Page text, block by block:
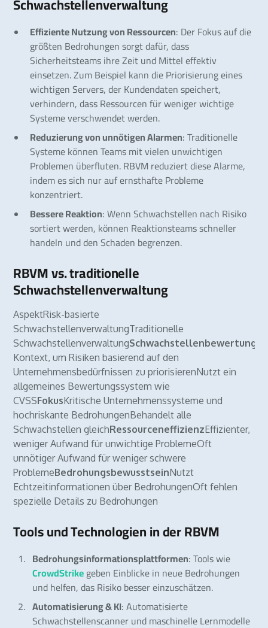
Schwachstellenverwaltung
Effiziente Nutzung von Ressourcen: Der Fokus auf die
größten Bedrohungen sorgt dafür, dass
Sicherheitsteams ihre Zeit und Mittel effektiv
einsetzen. Zum Beispiel kann die Priorisierung eines
wichtigen Servers, der Kundendaten speichert,
verhindern, dass Ressourcen für weniger wichtige
Systeme verschwendet werden.
Reduzierung von unnötigen Alarmen: Traditionelle
Systeme können Teams mit vielen unwichtigen
Problemen überfluten. RBVM reduziert diese Alarme,
indem es sich nur auf ernsthafte Probleme
konzentriert.
Bessere Reaktion: Wenn Schwachstellen nach Risiko
sortiert werden, können Reaktionsteams schneller
handeln und den Schaden begrenzen.
RBVM vs. traditionelle
Schwachstellenverwaltung
AspektRisk-basierte
SchwachstellenverwaltungTraditionelle
SchwachstellenverwaltungSchwachstellenbewertung
Kontext, um Risiken basierend auf den
Unternehmensbedürfnissen zu priorisierenNutzt ein
allgemeines Bewertungssystem wie
CVSSFokusKritische Unternehmenssysteme und
hochriskante BedrohungenBehandelt alle
Schwachstellen gleichRessourceneffizienzEffizienter,
weniger Aufwand für unwichtige ProblemeOft
unnötiger Aufwand für weniger schwere
ProblemeBedrohungsbewusstseinNutzt
Echtzeitinformationen über BedrohungenOft fehlen
spezielle Details zu Bedrohungen
Tools und Technologien in der RBVM
Bedrohungsinformationsplattformen: Tools wie
CrowdStrike geben Einblicke in neue Bedrohungen
und helfen, das Risiko besser einzuschätzen.
Automatisierung & KI: Automatisierte
Schwachstellenscanner und maschinelle Lernmodelle